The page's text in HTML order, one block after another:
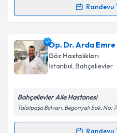
Kişisel verilerimin
Metni'ni okudum ve
Takvim
Randevu
Randevu Takvimi
Op. Dr. Özgül Uğurtay
oluşturun. Size bu
takvim hazırlandığında e-
Kişisel verilerimin
Op. Dr. Arda
Göz Hastalıkları
İstanbul, Bahçelievler
Bahçelievler Aile Hastanesi
Talatpaşa Bulvarı, Begonyalı Sok. No:
Randevu